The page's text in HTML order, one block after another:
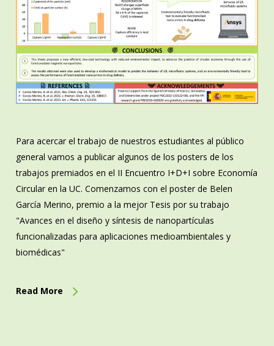
Para acercar el trabajo de nuestros estudiantes al público
general vamos a publicar algunos de los posters de los
trabajos premiados en el II Encuentro I+D+I sobre Economía
Circular en la UC. Comenzamos con el poster de Belen
García Merino, premio a la mejor Tesis por su trabajo
"Avances en el diseño y síntesis de nanopartículas
funcionalizadas para aplicaciones medioambientales y
biomédicas"
Read More